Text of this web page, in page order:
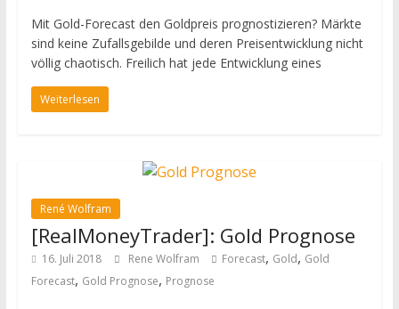
Mit Gold-Forecast den Goldpreis prognostizieren? Märkte
sind keine Zufallsgebilde und deren Preisentwicklung nicht
völlig chaotisch. Freilich hat jede Entwicklung eines
Weiterlesen
René Wolfram
[RealMoneyTrader]: Gold Prognose
16. Juli 2018 Rene Wolfram Forecast, Gold, Gold
Forecast, Gold Prognose, Prognose